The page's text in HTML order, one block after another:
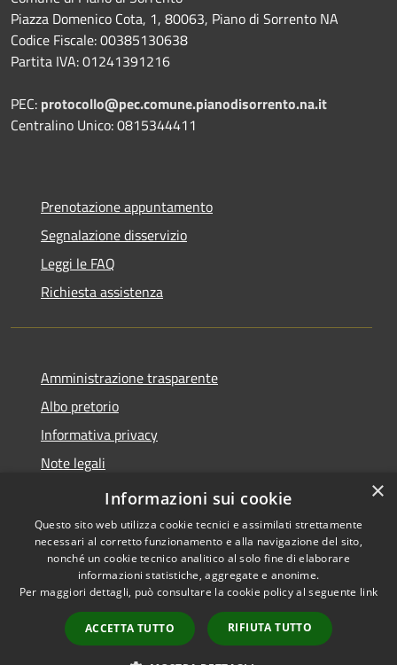
Piazza Domenico Cota, 1, 80063, Piano di Sorrento NA
Codice Fiscale: 00385130638
Partita IVA: 01241391216
PEC: protocollo@pec.comune.pianodisorrento.na.it
Centralino Unico: 0815344411
Prenotazione appuntamento
Segnalazione disservizio
Leggi le FAQ
Richiesta assistenza
Amministrazione trasparente
Albo pretorio
Informativa privacy
Note legali
Dichiarazione di accessibilità
Accessibilità
Copyright © 2026 • Comune di
Piano di Sorrento • Powered by
Municipium•
Accesso
redazione
×
Informazioni sui cookie
Questo sito web utilizza cookie tecnici e assimilati strettamente
necessari al corretto funzionamento e alla navigazione del sito,
nonché un cookie tecnico analitico al solo fine di elaborare
informazioni statistiche, aggregate e anonime.
Per maggiori dettagli, può consultare la cookie policy al seguente link
ACCETTA TUTTO RIFIUTA TUTTO